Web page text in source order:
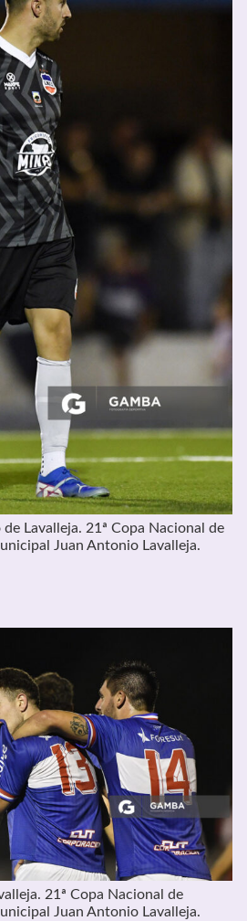
Lavalleja. 21ª Copa Nacional de
Juan Antonio Lavalleja.
21ª Copa Nacional de
Juan Antonio Lavalleja.